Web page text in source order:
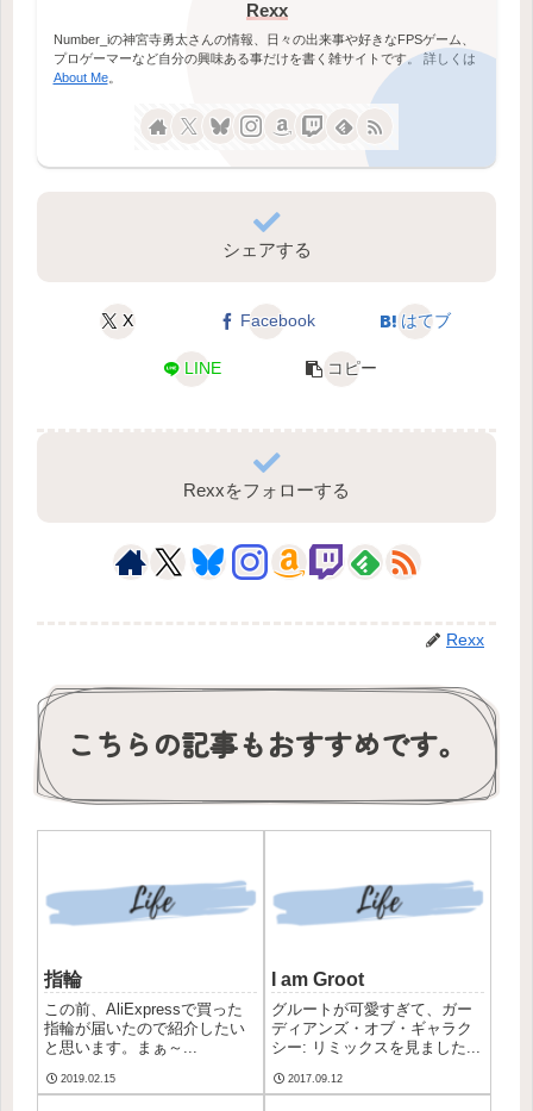
Rexx
Number_iの神宮寺勇太さんの情報、日々の出来事や好きなFPSゲーム、
プロゲーマーなど自分の興味ある事だけを書く雑サイトです。 詳しくは
About Me。
シェアする
X Facebook はてブ
LINE コピー
Rexxをフォローする
Rexx
こちらの記事もおすすめです。
指輪
この前、AliExpressで買った
指輪が届いたので紹介したい
と思います。まぁ～...
2019.02.15
I am Groot
グルートが可愛すぎて、ガー
ディアンズ・オブ・ギャラク
シー: リミックスを見ました...
2017.09.12